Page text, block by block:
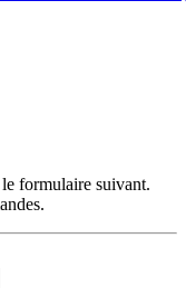
formulaire suivant.